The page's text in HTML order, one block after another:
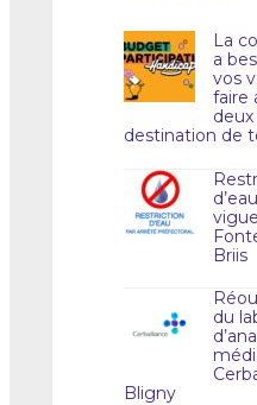
La
a
vos
faire
destination de
Briis
du
Bligny